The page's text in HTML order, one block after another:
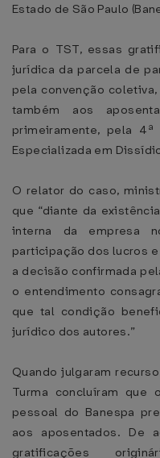
Estado de São Paulo
Para o TST, essas
jurídica da parcela de
pela convenção
também aos
primeiramente, pela
Especializada em
O relator do caso,
que “diante da
interna da empresa
participação dos lucros
a decisão confirmada
o entendimento
que tal condição
jurídico dos autores.”
Quando julgaram
Turma concluíram que
pessoal do Banespa
aos aposentados. De
gratificações